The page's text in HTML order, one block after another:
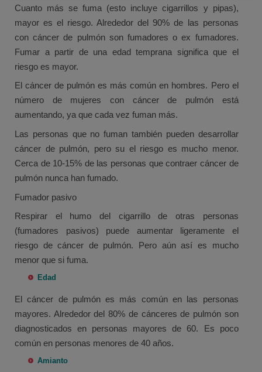
Cuanto más se fuma (esto incluye cigarrillos y pipas),
mayor es el riesgo. Alrededor del 90% de las personas
con cáncer de pulmón son fumadores o ex fumadores.
Fumar a partir de una edad temprana significa que el
riesgo es mayor.
El cáncer de pulmón es más común en hombres. Pero el
número de mujeres con cáncer de pulmón está
aumentando, ya que cada vez fuman más.
Las personas que no fuman también pueden desarrollar
cáncer de pulmón, pero su el riesgo es mucho menor.
Cerca de 10-15% de las personas que contraer cáncer de
pulmón nunca han fumado.
Fumador pasivo
Respirar el humo del cigarrillo de otras personas
(fumadores pasivos) puede aumentar ligeramente el
riesgo de cáncer de pulmón. Pero aún así es mucho
menor que si fuma.
Edad
El cáncer de pulmón es más común en las personas
mayores. Alrededor del 80% de cánceres de pulmón son
diagnosticados en personas mayores de 60. Es poco
común en personas menores de 40 años.
Amianto